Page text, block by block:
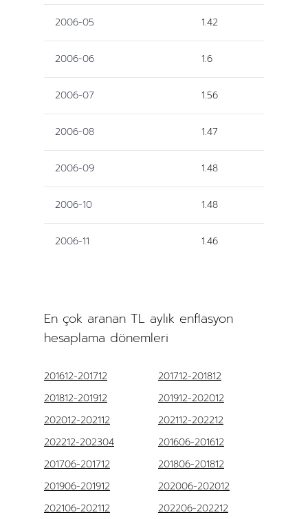
2006-05 1.42
2006-06 1.6
2006-07 1.56
2006-08 1.47
2006-09 1.48
2006-10 1.48
2006-11 1.46
En çok aranan TL aylık enflasyon
hesaplama dönemleri
201612-201712
201712-201812
201812-201912
201912-202012
202012-202112
202112-202212
202212-202304
201606-201612
201706-201712
201806-201812
201906-201912
202006-202012
202106-202112
202206-202212